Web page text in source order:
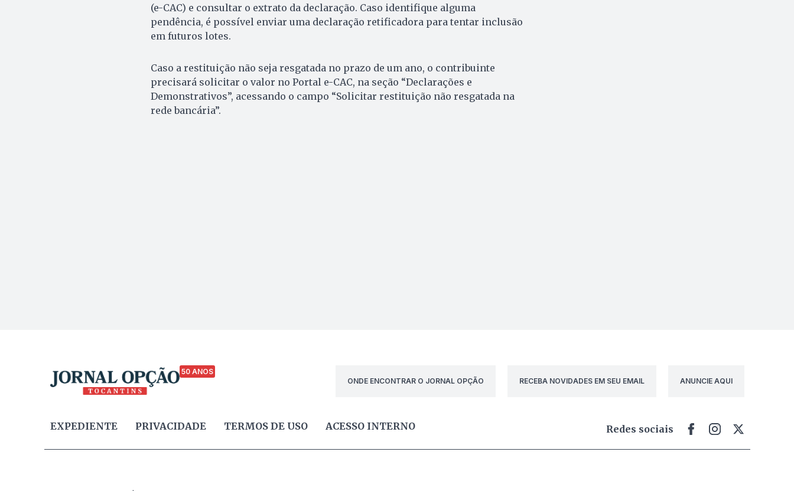
(e-CAC) e consultar o extrato da declaração. Caso identifique alguma
pendência, é possível enviar uma declaração retificadora para tentar inclusão
em futuros lotes.
Caso a restituição não seja resgatada no prazo de um ano, o contribuinte
precisará solicitar o valor no Portal e-CAC, na seção “Declarações e
Demonstrativos”, acessando o campo “Solicitar restituição não resgatada na
rede bancária”.
50 ANOS
ONDE ENCONTRAR O JORNAL OPÇÃO
RECEBA NOVIDADES EM SEU EMAIL ANUNCIE AQUI
EXPEDIENTE PRIVACIDADE TERMOS DE USO ACESSO INTERNO Redes sociais